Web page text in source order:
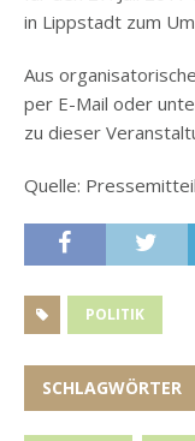
in Lippstadt zum
Aus
per E-Mail oder
zu dieser
Quelle:
POLITIK
SCHLAGWÖRTER